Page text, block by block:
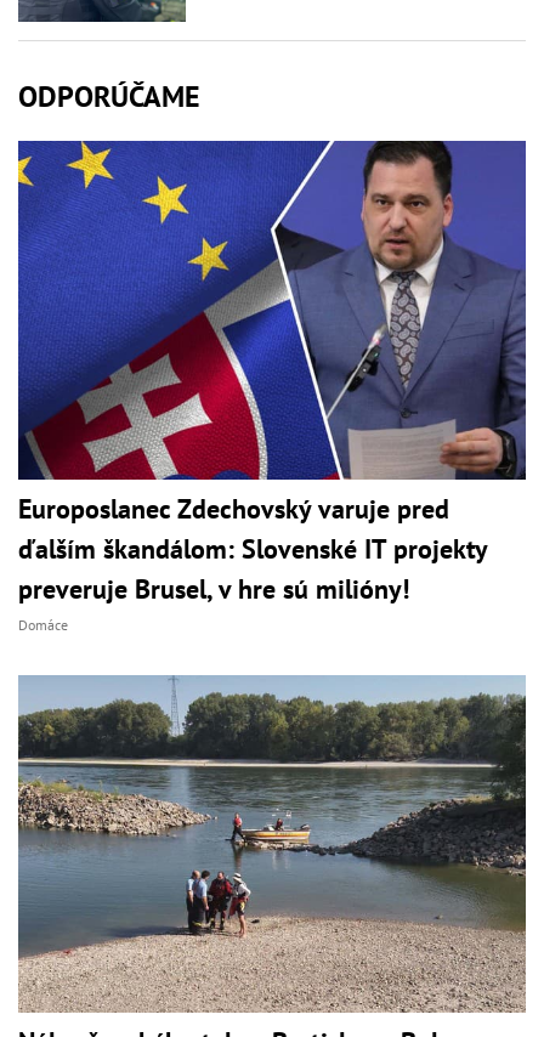
ODPORÚČAME
Europoslanec Zdechovský varuje pred
ďalším škandálom: Slovenské IT projekty
preveruje Brusel, v hre sú milióny!
Domáce